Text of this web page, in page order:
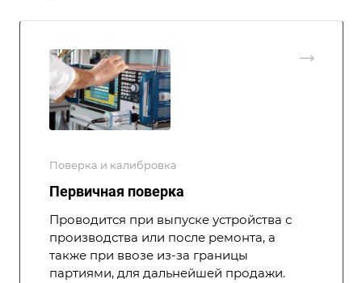
Поверка и калибровка
Первичная поверка
Проводится при выпуске устройства с
производства или после ремонта, а
также при ввозе из-за границы
партиями, для дальнейшей продажи.